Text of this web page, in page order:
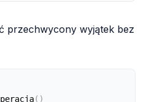
przechwycony wyjątek bez
( )